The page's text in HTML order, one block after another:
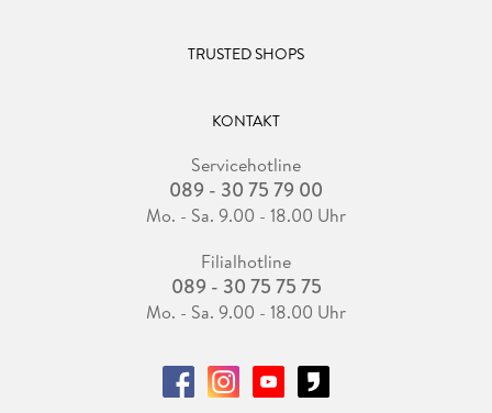
TRUSTED SHOPS
KONTAKT
Servicehotline
089 - 30 75 79 00
Mo. - Sa. 9.00 - 18.00 Uhr
Filialhotline
089 - 30 75 75 75
Mo. - Sa. 9.00 - 18.00 Uhr